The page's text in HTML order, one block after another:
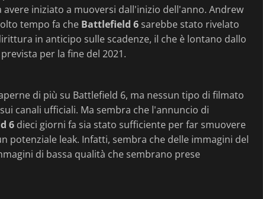
iniziato a muoversi dall'inizio dell'anno. Andrew
tempo fa che Battlefield 6 sarebbe stato rivelato
in anticipo sulle scadenze, il che è lontano dallo
per la fine del 2021.
di più su Battlefield 6, ma nessun tipo di filmato
canali ufficiali. Ma sembra che l'annuncio di
6 dieci giorni fa sia stato sufficiente per far smuovere
potenziale leak. Infatti, sembra che delle immagini del
di bassa qualità che sembrano prese